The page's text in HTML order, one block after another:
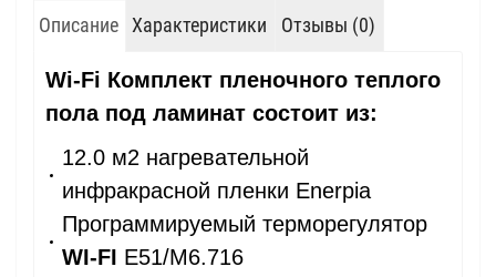
Описание Характеристики Отзывы (0)
Wi-Fi Комплект пленочного теплого
пола под ламинат состоит из:
12.0 м2 нагревательной
инфракрасной пленки Enerpia
Программируемый терморегулятор
WI-FI E51/М6.716